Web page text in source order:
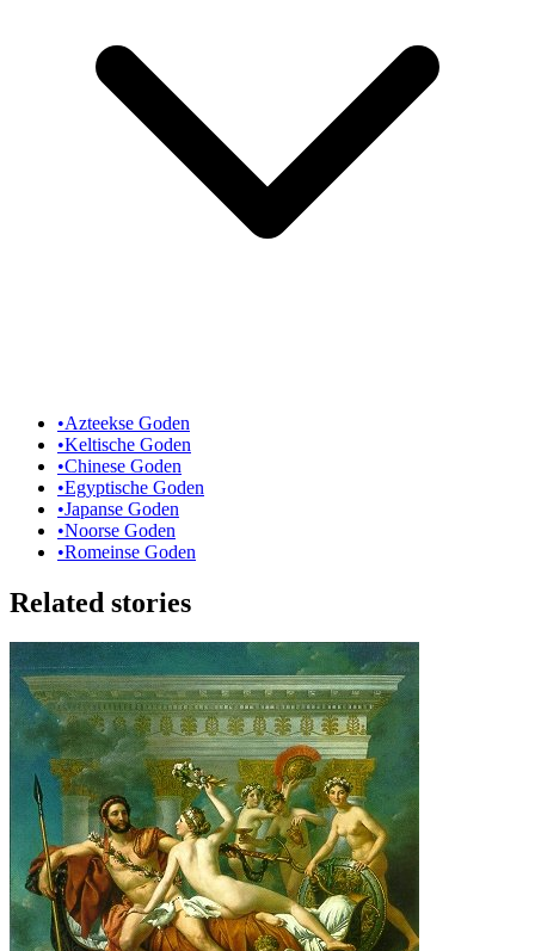
•Azteekse Goden
•Keltische Goden
•Chinese Goden
•Egyptische Goden
•Japanse Goden
•Noorse Goden
•Romeinse Goden
Related stories